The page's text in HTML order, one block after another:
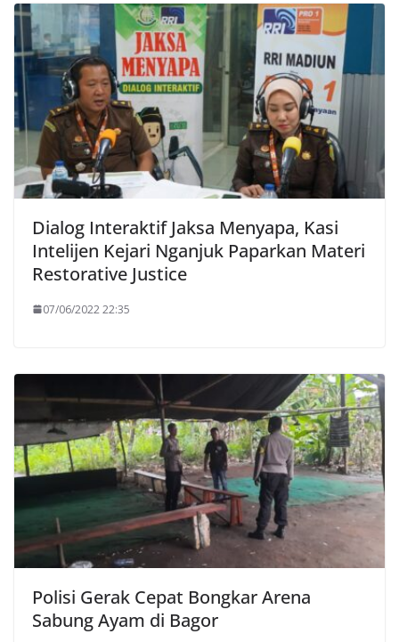
Dialog Interaktif Jaksa Menyapa, Kasi
Intelijen Kejari Nganjuk Paparkan Materi
Restorative Justice
07/06/2022 22:35
Polisi Gerak Cepat Bongkar Arena
Sabung Ayam di Bagor